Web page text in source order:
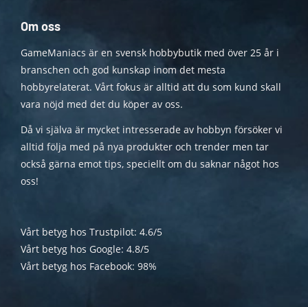
Om oss
GameManiacs är en svensk hobbybutik med över 25 år i
branschen och god kunskap inom det mesta
hobbyrelaterat. Vårt fokus är alltid att du som kund skall
vara nöjd med det du köper av oss.
Då vi själva är mycket intresserade av hobbyn försöker vi
alltid följa med på nya produkter och trender men tar
också gärna emot tips, speciellt om du saknar något hos
oss!
Vårt betyg hos Trustpilot: 4.6/5
Vårt betyg hos Google: 4.8/5
Vårt betyg hos Facebook: 98%